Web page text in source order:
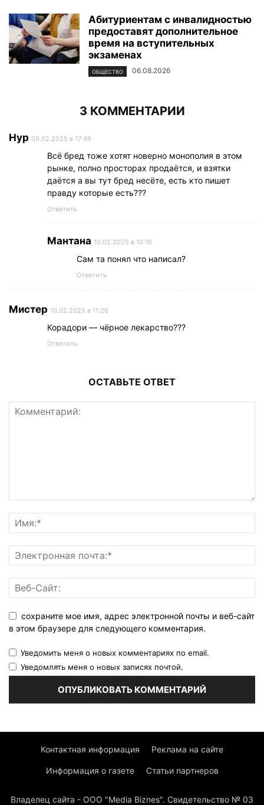
Абитуриентам с инвалидностью
предоставят дополнительное
время на вступительных
экзаменах
ОБЩЕСТВО 06.08.2026
3 КОММЕНТАРИИ
Нур 09.02.2025 в 17:49
Всё бред тоже хотят новерно монополия в этом
рынке, полно просторах продаётся, и взятки
даётся а вы тут бред несёте, есть кто пишет
правду которые есть???
Ответить
Мантана 10.02.2025 в 10:16
Сам та понял что написал?
Ответить
Мистер 10.02.2025 в 11:26
Корадори — чёрное лекарство???
Ответить
ОСТАВЬТЕ ОТВЕТ
сохраните мое имя, адрес электронной почты и веб-сайт
в этом браузере для следующего комментария.
Уведомить меня о новых комментариях по email.
Уведомлять меня о новых записях почтой.
Контактная информация Реклама на сайте
Информация о газете Статьи партнеров
Владелец сайта - ООО "Media Biznes". Свидетельство № 03